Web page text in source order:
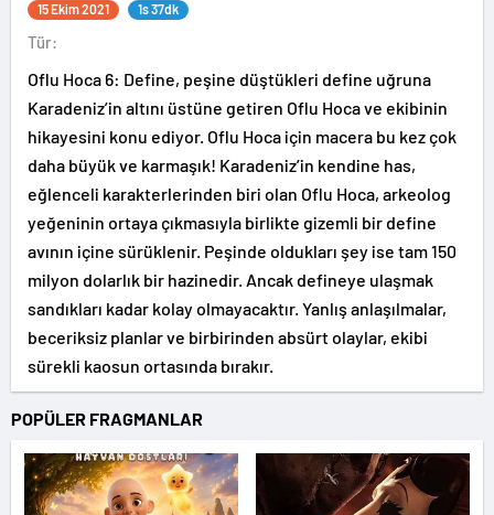
15 Ekim 2021 1s 37dk
Tür:
Oflu Hoca 6: Define, peşine düştükleri define uğruna
Karadeniz’in altını üstüne getiren Oflu Hoca ve ekibinin
hikayesini konu ediyor. Oflu Hoca için macera bu kez çok
daha büyük ve karmaşık! Karadeniz’in kendine has,
eğlenceli karakterlerinden biri olan Oflu Hoca, arkeolog
yeğeninin ortaya çıkmasıyla birlikte gizemli bir define
avının içine sürüklenir. Peşinde oldukları şey ise tam 150
milyon dolarlık bir hazinedir. Ancak defineye ulaşmak
sandıkları kadar kolay olmayacaktır. Yanlış anlaşılmalar,
beceriksiz planlar ve birbirinden absürt olaylar, ekibi
sürekli kaosun ortasında bırakır.
POPÜLER FRAGMANLAR